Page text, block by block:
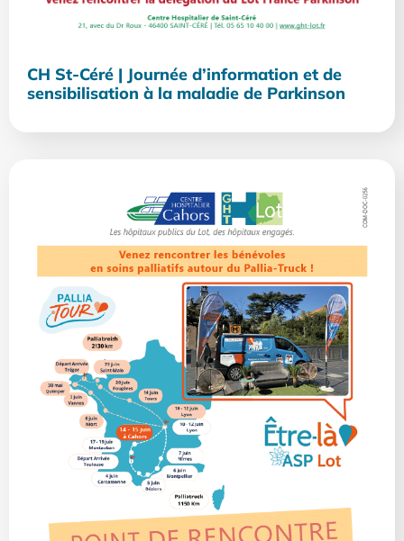
CH St-Céré | Journée d’information et de
sensibilisation à la maladie de Parkinson